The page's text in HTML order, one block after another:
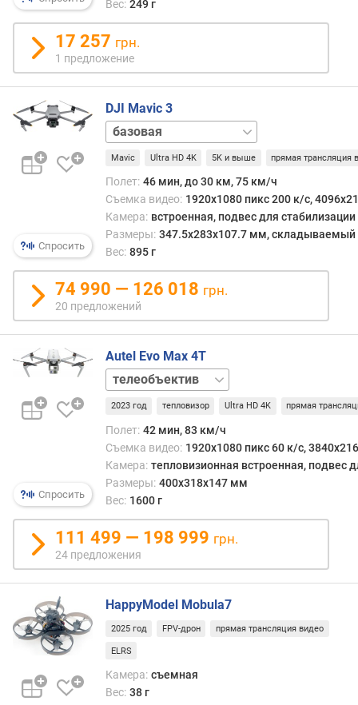
/
с
)
п
о
л
з
н
г
р
у
з
к
а
(
к
)
м
е
р
м
а
т
р
и
ц
ы
к
о
Вес: 249 г
17 257 грн.
1 предложение
Спросить
DJI Mavic 3
Cine
Premium
Combo
Fly
More
Combo
Mavic Ultra HD 4K 5K и выше прямая трансляция
Полет: 46 мин, до 30 км, 75 км/ч
Съемка видео: 1920x1080 пикс 200 к/с,
Камера: встроенная, подвес для стабилизации
Размеры: 347.5x283x107.7 мм, складываемый
Вес: 895 г
74 990 — 126 018 грн.
20 предложений
Спросить
Autel Evo Max 4T
ночное
видение
2023 год тепловизор Ultra HD 4K прямая
Полет: 42 мин, 83 км/ч
Съемка видео: 1920x1080 пикс 60 к/с,
Камера: тепловизионная встроенная, подвес
Размеры: 400x318x147 мм
Вес: 1600 г
111 499 — 198 999 грн.
24 предложения
HappyModel Mobula7
2025 год FPV-дрон прямая трансляция видео
ELRS
Камера: съемная
Вес: 38 г